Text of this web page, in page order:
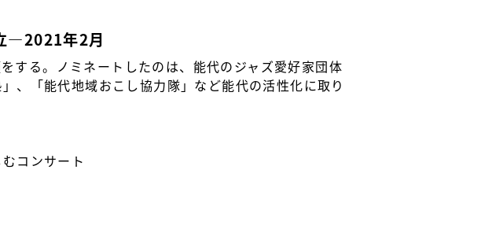
―2021年2月
する。ノミネートしたのは、能代のジャズ愛好家団体
、「能代地域おこし協力隊」など能代の活性化に取り
コンサート